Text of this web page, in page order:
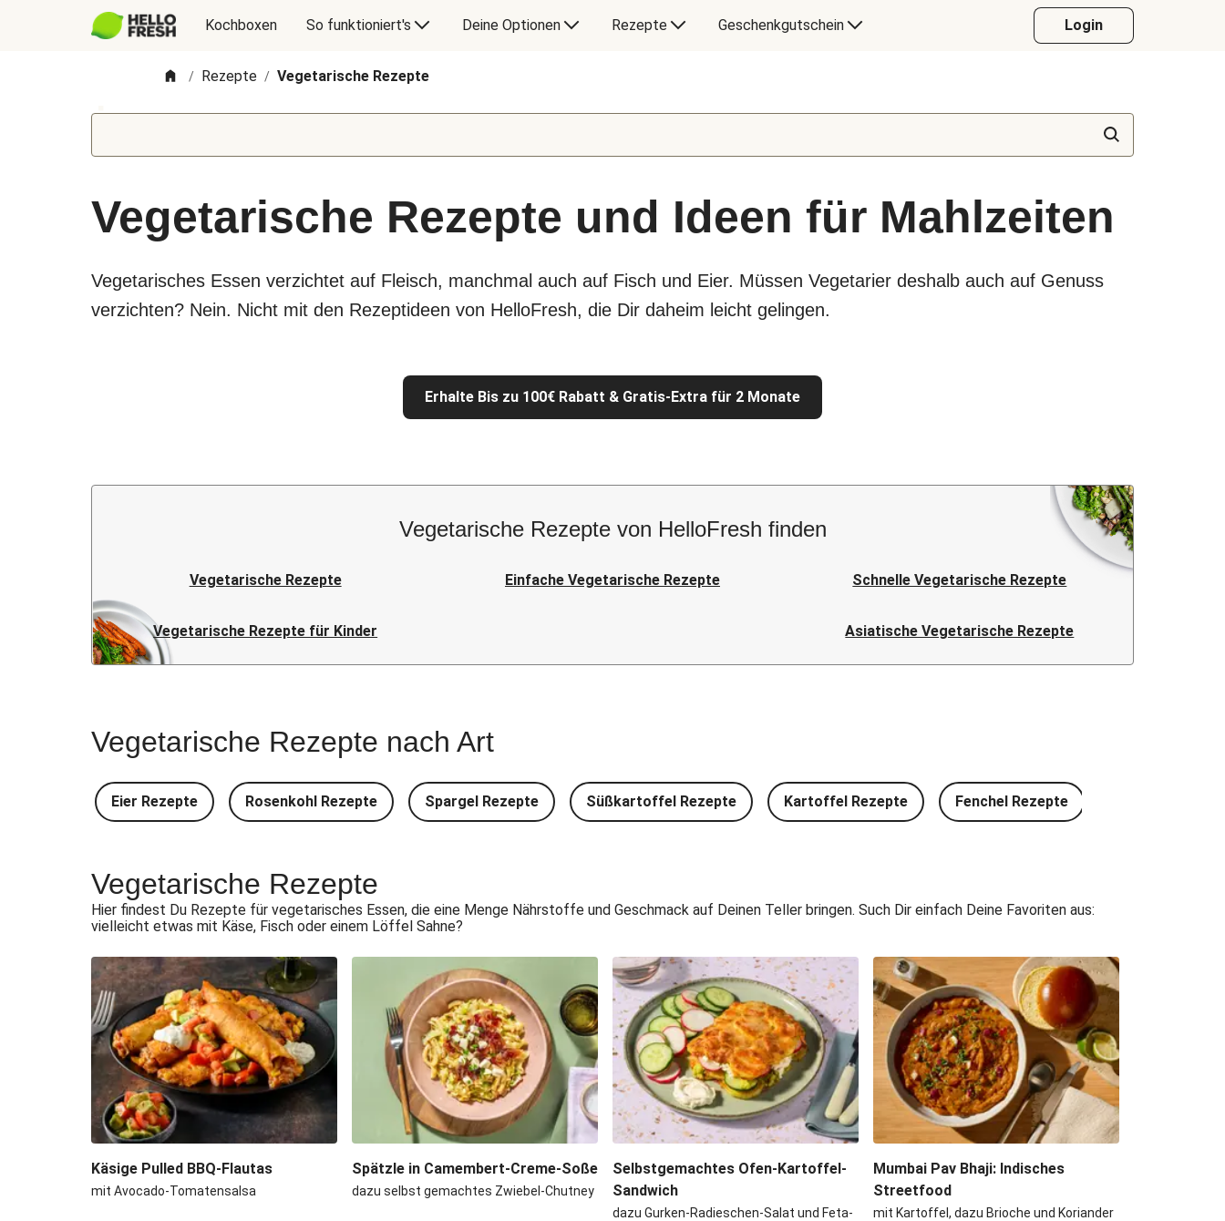
Kochboxen So funktioniert's Deine Optionen Rezepte Geschenkgutschein Login
/ Rezepte / Vegetarische Rezepte
Vegetarische Rezepte und Ideen für Mahlzeiten
Vegetarisches Essen verzichtet auf Fleisch, manchmal auch auf Fisch und Eier. Müssen Vegetarier deshalb auch auf Genuss
verzichten? Nein. Nicht mit den Rezeptideen von HelloFresh, die Dir daheim leicht gelingen.
Erhalte Bis zu 100€ Rabatt & Gratis-Extra für 2 Monate
Vegetarische Rezepte von HelloFresh finden
Vegetarische Rezepte Einfache Vegetarische Rezepte Schnelle Vegetarische Rezepte
Vegetarische Rezepte für Kinder Asiatische Vegetarische Rezepte
Vegetarische Rezepte nach Art
Eier Rezepte Rosenkohl Rezepte Spargel Rezepte Süßkartoffel Rezepte Kartoffel Rezepte Fenchel Rezepte
Vegetarische Rezepte
Hier findest Du Rezepte für vegetarisches Essen, die eine Menge Nährstoffe und Geschmack auf Deinen Teller bringen. Such Dir einfach Deine Favoriten aus:
vielleicht etwas mit Käse, Fisch oder einem Löffel Sahne?
Käsige Pulled BBQ-Flautas
mit Avocado-Tomatensalsa
Spätzle in Camembert-Creme-Soße
dazu selbst gemachtes Zwiebel-Chutney
Selbstgemachtes Ofen-Kartoffel-
Sandwich
dazu Gurken-Radieschen-Salat und Feta-
Mumbai Pav Bhaji: Indisches
Streetfood
mit Kartoffel, dazu Brioche und Koriander